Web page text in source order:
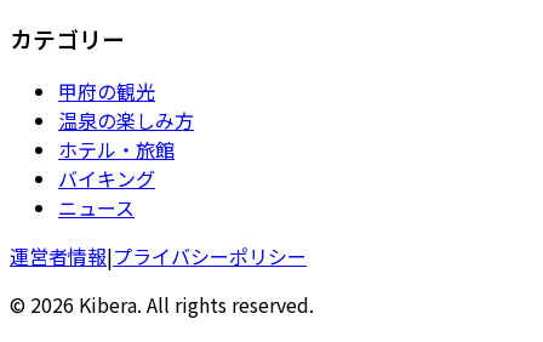
カテゴリー
甲府の観光
温泉の楽しみ方
ホテル・旅館
バイキング
ニュース
運営者情報|プライバシーポリシー
© 2026 Kibera. All rights reserved.